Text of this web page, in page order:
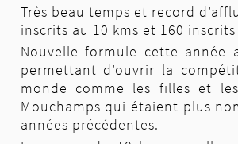
victoiredeJulien Cougnaud
le temps de 2h00'27" , devant
ABV les Herbiers 2h02'35", et
ASPTT Angers 2h08'21".
Chez lesféminines ,Isabelle
Roche 2h46'59" ,Séverine
Sèvre 2h50'58",Anne
Très beau temps et record
inscrits au 10 kms et 160 inscrits
Nouvelle formule cette année
permettant d’ouvrir la
monde comme les filles et
Mouchamps qui étaient plus
années précédentes.